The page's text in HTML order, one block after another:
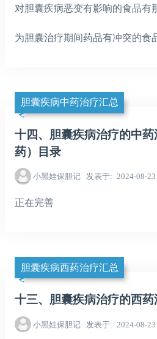
对胆囊疾病恶变有影响的食品有
为胆囊治疗期间药品有冲突的食
胆囊疾病中药治疗汇总
十四、胆囊疾病治疗的中
药）目录
小黑娃保胆记 发表于 2024-08-23
正在完善
胆囊疾病西药治疗汇总
十三、胆囊疾病治疗的西
小黑娃保胆记 发表于 2024-08-23